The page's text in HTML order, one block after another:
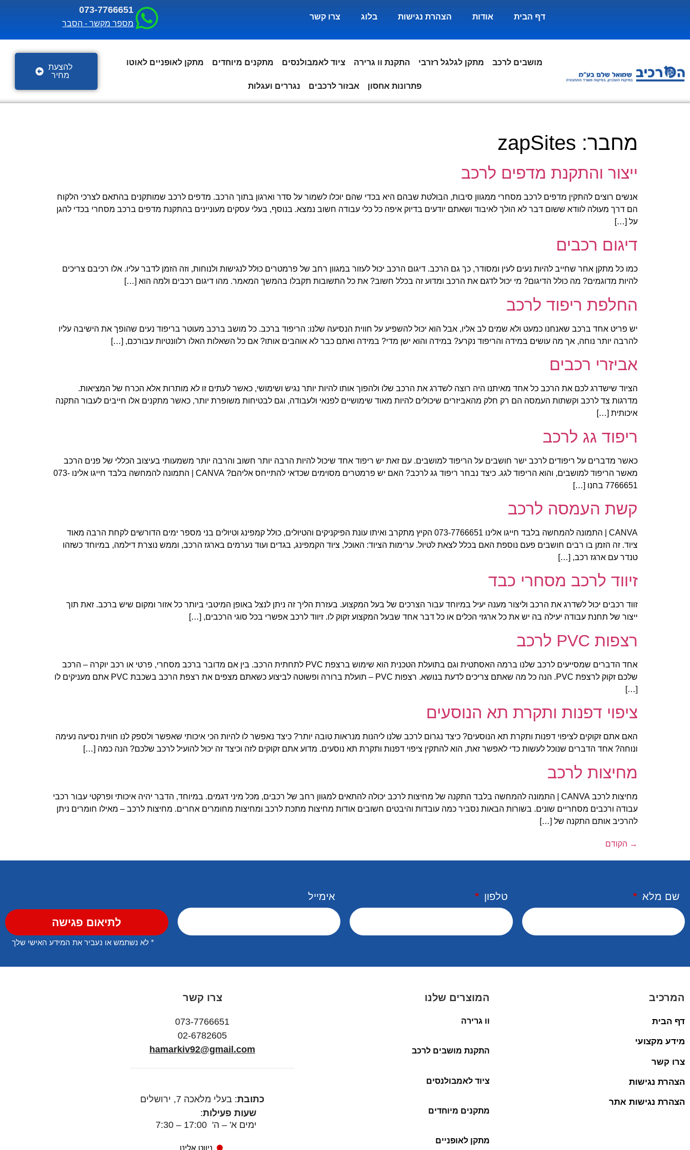
דף הבית אודות הצהרת נגישות בלוג צרו קשר
073-7766651
מספר מקשר - הסבר
מושבים לרכב מתקן לגלגל רזרבי התקנת וו גרירה ציוד לאמבולנסים מתקנים מיוחדים מתקן לאופניים לאוטו
פתרונות אחסון אבזור לרכבים נגררים ועגלות
להצעת
מחיר
מחבר: zapSites
ייצור והתקנת מדפים לרכב
אנשים רוצים להתקין מדפים לרכב מסחרי ממגוון סיבות, הבולטת שבהם היא בכדי שהם יוכלו לשמור על סדר וארגון בתוך הרכב. מדפים לרכב שמותקנים בהתאם לצרכי הלקוח
הם דרך מעולה לוודא ששום דבר לא הולך לאיבוד ושאתם יודעים בדיוק איפה כל כלי עבודה חשוב נמצא. בנוסף, בעלי עסקים מעוניינים בהתקנת מדפים ברכב מסחרי בכדי להגן
על […]
דיגום רכבים
כמו כל מתקן אחר שחייב להיות נעים לעין ומסודר, כך גם הרכב. דיגום הרכב יכול לעזור במגוון רחב של פרמטרים כולל לנגישות ולנוחות, וזה הזמן לדבר עליו. אלו רכיבם צריכים
להיות מדוגמים? מה כולל הדיגום? מי יכול לדגם את הרכב ומדוע זה בכלל חשוב? את כל התשובות תקבלו בהמשך המאמר. מהו דיגום רכבים ולמה הוא […]
החלפת ריפוד לרכב
יש פריט אחד ברכב שאנחנו כמעט ולא שמים לב אליו, אבל הוא יכול להשפיע על חווית הנסיעה שלנו: הריפוד ברכב. כל מושב ברכב מעוטר בריפוד נעים שהופך את הישיבה עליו
להרבה יותר נוחה, אך מה עושים במידה והריפוד נקרע? במידה והוא ישן מדי? במידה ואתם כבר לא אוהבים אותו? אם כל השאלות האלו רלוונטיות עבורכם, […]
אביזרי רכבים
הציוד שישדרג לכם את הרכב כל אחד מאיתנו היה רוצה לשדרג את הרכב שלו ולהפוך אותו להיות יותר נגיש ושימושי, כאשר לעתים זו לא מותרות אלא הכרח של המציאות.
מדרגות צד לרכב וקשתות העמסה הם רק חלק מהאביזרים שיכולים להיות מאוד שימושיים לפנאי ולעבודה, וגם לבטיחות משופרת יותר, כאשר מתקנים אלו חייבים לעבור התקנה
איכותית […]
ריפוד גג לרכב
כאשר מדברים על ריפודים לרכב ישר חושבים על הריפוד למושבים. עם זאת יש ריפוד אחד שיכול להיות הרבה יותר חשוב והרבה יותר משמעותי בעיצוב הכללי של פנים הרכב
מאשר הריפוד למושבים, והוא הריפוד לגג. כיצד נבחר ריפוד גג לרכב? האם יש פרמטרים מסוימים שכדאי להתייחס אליהם? CANVA | התמונה להמחשה בלבד חייגו אלינו 073-
7766651 בחנו […]
קשת העמסה לרכב
CANVA | התמונה להמחשה בלבד חייגו אלינו 073-7766651 הקיץ מתקרב ואיתו עונת הפיקניקים והטיולים, כולל קמפינג וטיולים בני מספר ימים הדורשים לקחת הרבה מאוד
ציוד. זה הזמן בו רבים חושבים פעם נוספת האם בכלל לצאת לטיול. ערימות הציוד: האוכל, ציוד הקמפינג, בגדים ועוד נערמים בארגז הרכב, וממש נוצרת דילמה, במיוחד כשזהו
טנדר עם ארגז רכב, […]
זיווד לרכב מסחרי כבד
זווד רכבים יכול לשדרג את הרכב וליצור מענה יעיל במיוחד עבור הצרכים של בעל המקצוע. בעזרת הליך זה ניתן לנצל באופן המיטבי ביותר כל אזור ומקום שיש ברכב. זאת תוך
ייצור של תחנת עבודה יעילה בה יש את כל ארגזי הכלים או כל דבר אחד שבעל המקצוע זקוק לו. זיווד לרכב אפשרי בכל סוגי הרכבים, […]
רצפות PVC לרכב
אחד הדברים שמסייעים לרכב שלנו ברמה האסתטית וגם בתועלת הטכנית הוא שימוש ברצפת PVC לתחתית הרכב. בין אם מדובר ברכב מסחרי, פרטי או רכב יוקרה – הרכב
שלכם זקוק לרצפת PVC. הנה כל מה שאתם צריכים לדעת בנושא. רצפות PVC – תועלת ברורה ופשוטה לביצוע כשאתם מצפים את רצפת הרכב בשכבת PVC אתם מעניקים לו
[…]
ציפוי דפנות ותקרת תא הנוסעים
האם אתם זקוקים לציפוי דפנות ותקרת תא הנוסעים? כיצד נגרום לרכב שלנו ליהנות מנראות טובה יותר? כיצד נאפשר לו להיות הכי איכותי שאפשר ולספק לנו חווית נסיעה נעימה
ונוחה? אחד הדברים שנוכל לעשות כדי לאפשר זאת, הוא להתקין ציפוי דפנות ותקרת תא נוסעים. מדוע אתם זקוקים לזה וכיצד זה יכול להועיל לרכב שלכם? הנה כמה […]
מחיצות לרכב
מחיצות לרכב CANVA | התמונה להמחשה בלבד התקנה של מחיצות לרכב יכולה להתאים למגוון רחב של רכבים, מכל מיני דגמים. במיוחד, הדבר יהיה איכותי ופרקטי עבור רכבי
עבודה ורכבים מסחריים שונים. בשורות הבאות נסביר כמה עובדות והיבטים חשובים אודות מחיצות מתכת לרכב ומחיצות מחומרים אחרים. מחיצות לרכב – מאילו חומרים ניתן
להרכיב אותם התקנה של […]
→ הקודם
שם מלא טלפון אימייל
לתיאום פגישה
* לא נשתמש או נעביר את המידע האישי שלך
המרכיב
דף הבית
מידע מקצועי
צרו קשר
הצהרת נגישות
הצהרת נגישות אתר
המוצרים שלנו
וו גרירה
התקנת מושבים לרכב
ציוד לאמבולנסים
מתקנים מיוחדים
מתקן לאופניים
צרו קשר
073-7766651
02-6782605
hamarkiv92@gmail.com
כתובת: בעלי מלאכה 7, ירושלים
שעות פעילות:
ימים א' – ה' 17:00 – 7:30
ניווט אלינו